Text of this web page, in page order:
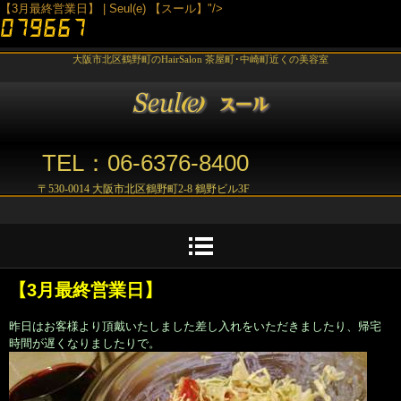
【3月最終営業日】 | Seul(e) 【スール】"/>
大阪市北区鶴野町のHairSalon 茶屋町･中崎町近くの美容室
TEL：06-6376-8400
〒530-0014 大阪市北区鶴野町2-8 鶴野ビル3F
【3月最終営業日】
昨日はお客様より頂戴いたしました差し入れをいただきましたり、帰宅
時間が遅くなりましたりで。